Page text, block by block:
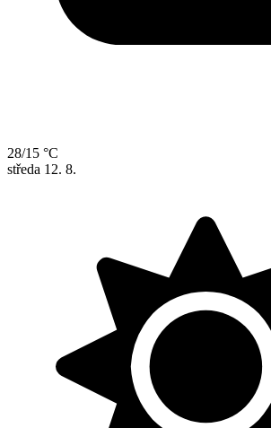
28/15 °C
středa 12. 8.